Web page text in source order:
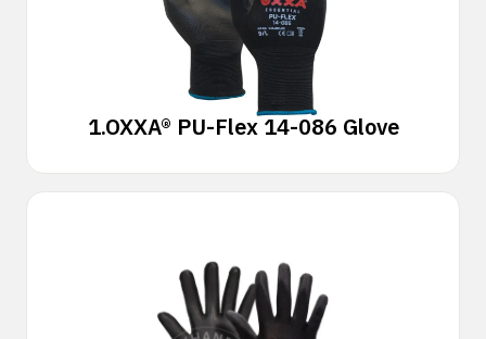
1.OXXA® PU-Flex 14-086 Glove